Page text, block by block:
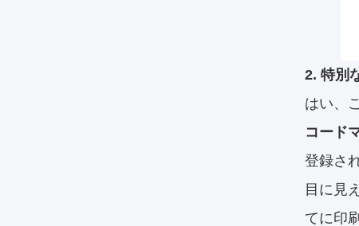
2. 特別
はい、
コード
登録さ
目に見
てに印